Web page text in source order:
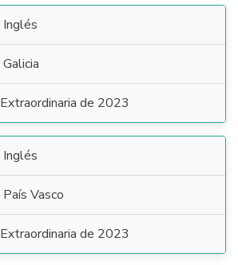
Inglés
Galicia
Extraordinaria de 2023
Inglés
País Vasco
Extraordinaria de 2023